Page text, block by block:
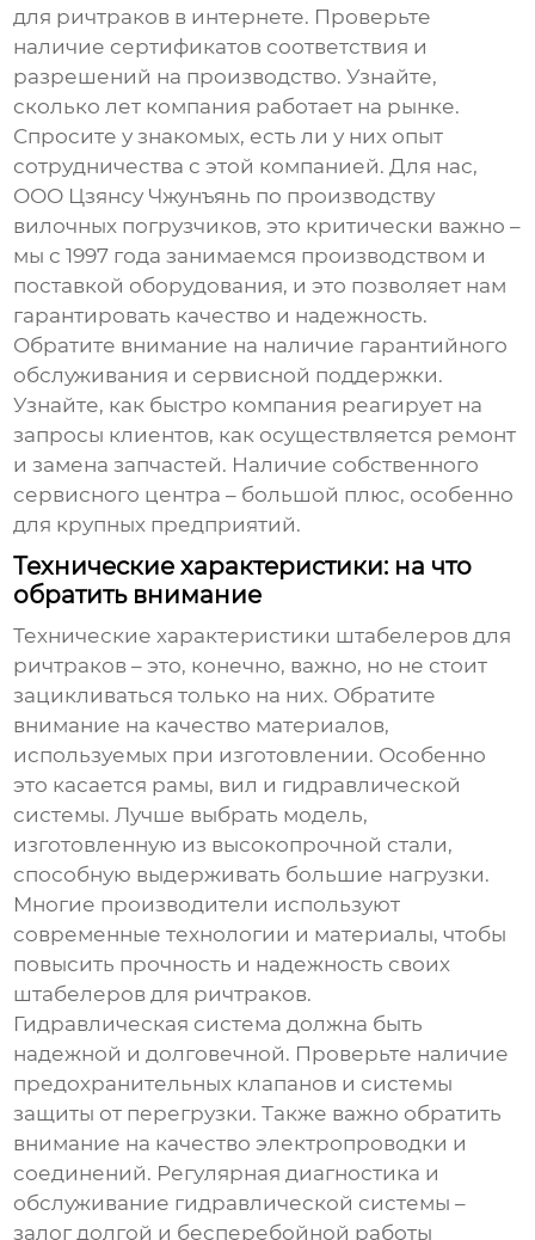
для ричтраков в интернете. Проверьте
наличие сертификатов соответствия и
разрешений на производство. Узнайте,
сколько лет компания работает на рынке.
Спросите у знакомых, есть ли у них опыт
сотрудничества с этой компанией. Для нас,
ООО Цзянсу Чжунъянь по производству
вилочных погрузчиков, это критически важно –
мы с 1997 года занимаемся производством и
поставкой оборудования, и это позволяет нам
гарантировать качество и надежность.
Обратите внимание на наличие гарантийного
обслуживания и сервисной поддержки.
Узнайте, как быстро компания реагирует на
запросы клиентов, как осуществляется ремонт
и замена запчастей. Наличие собственного
сервисного центра – большой плюс, особенно
для крупных предприятий.
Технические характеристики: на что
обратить внимание
Технические характеристики штабелеров для
ричтраков – это, конечно, важно, но не стоит
зацикливаться только на них. Обратите
внимание на качество материалов,
используемых при изготовлении. Особенно
это касается рамы, вил и гидравлической
системы. Лучше выбрать модель,
изготовленную из высокопрочной стали,
способную выдерживать большие нагрузки.
Многие производители используют
современные технологии и материалы, чтобы
повысить прочность и надежность своих
штабелеров для ричтраков.
Гидравлическая система должна быть
надежной и долговечной. Проверьте наличие
предохранительных клапанов и системы
защиты от перегрузки. Также важно обратить
внимание на качество электропроводки и
соединений. Регулярная диагностика и
обслуживание гидравлической системы –
залог долгой и бесперебойной работы